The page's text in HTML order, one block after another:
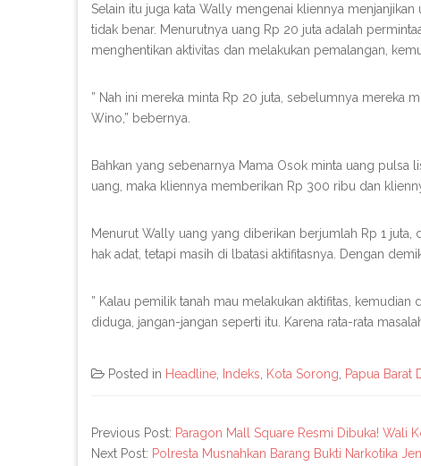
Selain itu juga kata Wally mengenai kliennya
tidak benar. Menurutnya uang Rp 20 juta adalah
menghentikan aktivitas dan melakukan pemalangan,
” Nah ini mereka minta Rp 20 juta, sebelumnya mereka
Wino,” bebernya.
Bahkan yang sebenarnya Mama Osok minta uang
uang, maka kliennya memberikan Rp 300 ribu dan
Menurut Wally uang yang diberikan berjumlah Rp 1
hak adat, tetapi masih di lbatasi aktifitasnya. Dengan
” Kalau pemilik tanah mau melakukan aktifitas,
diduga, jangan-jangan seperti itu. Karena rata-rata
Posted in Headline, Indeks, Kota Sorong, Papua Barat
Previous Post: Paragon Mall Square Resmi Dibuka! Wali
Next Post: Polresta Musnahkan Barang Bukti Narkotika